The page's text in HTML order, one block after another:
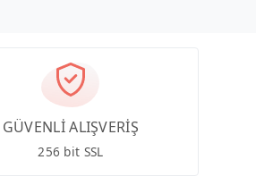
GÜVENLİ ALIŞVERİŞ
256 bit SSL